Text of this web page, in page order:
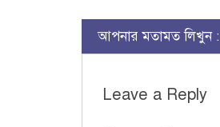
আপনার মতামত লিখুন :
Leave a Reply